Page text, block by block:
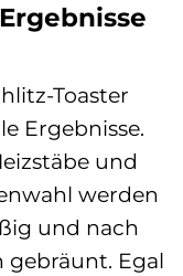
Toaster
Ergebnisse.
und
werden
und nach
gebräunt. Egal